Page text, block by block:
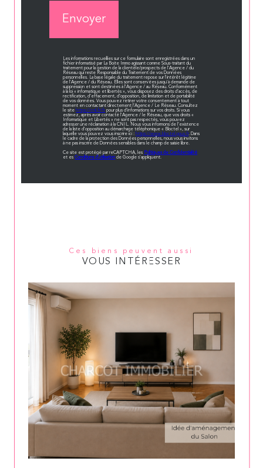
Envoyer
Les informations recueillies sur ce formulaire sont enregistrées dans un
fichier informatisé par La Boite Immo agissant comme Sous-traitant du
traitement pour la gestion de la clientèle/prospects de l'Agence / du
Réseau qui reste Responsable du Traitement de vos Données
personnelles. La base légale du traitement repose sur l'intérêt légitime
de l'Agence / du Réseau. Elles sont conservées jusqu'à demande de
suppression et sont destinées à l'Agence / au Réseau. Conformément
à la loi « informatique et libertés », vous disposez des droits d’accès, de
rectification, d’effacement, d’opposition, de limitation et de portabilité
de vos données. Vous pouvez retirer votre consentement à tout
moment en contactant directement l’Agence / Le Réseau. Consultez
le site https://cnil.fr/frpour plus d’informations sur vos droits. Si vous
estimez, après avoir contacté l'Agence / le Réseau, que vos droits «
Informatique et Libertés » ne sont pas respectés, vous pouvez
adresser une réclamation à la CNIL. Nous vous informons de l’existence
de la liste d'opposition au démarchage téléphonique « Bloctel », sur
laquelle vous pouvez vous inscrire ici : https://www.bloctel.gouv.fr. Dans
le cadre de la protection des Données personnelles, nous vous invitons
à ne pas inscrire de Données sensibles dans le champ de saisie libre.
Ce site est protégé par reCAPTCHA, les Politiques de Confidentialité
et esConditions d'utilisation de Google s'appliquent.
Ces biens peuvent aussi
VOUS INTÉRESSER